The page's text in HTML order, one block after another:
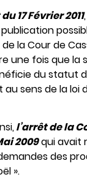
17 Février 2011
la Cour de
une fois que la
du statut
sens de la loi
l’arrêt de la
2009qui avait
des
».